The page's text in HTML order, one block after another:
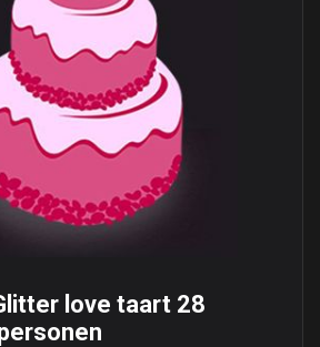
love taart 28